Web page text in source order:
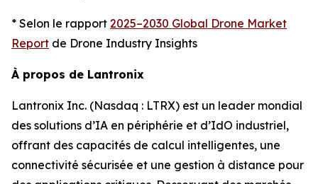
* Selon le rapport 2025–2030 Global Drone Market
Report de Drone Industry Insights
À propos de Lantronix
Lantronix Inc. (Nasdaq : LTRX) est un leader mondial
des solutions d’IA en périphérie et d’IdO industriel,
offrant des capacités de calcul intelligentes, une
connectivité sécurisée et une gestion à distance pour